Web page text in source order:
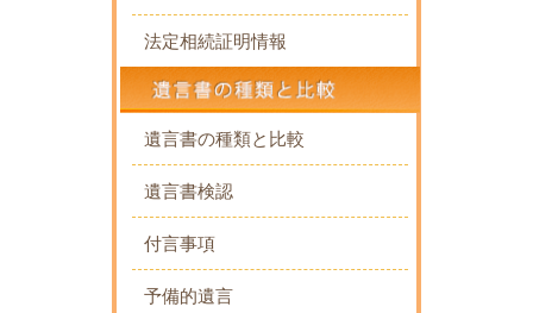
法定相続証明情報
遺言書の種類と比較
遺言書検認
付言事項
予備的遺言